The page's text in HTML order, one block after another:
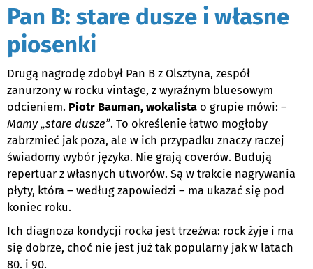
Pan B: stare dusze i własne
piosenki
Drugą nagrodę zdobył Pan B z Olsztyna, zespół
zanurzony w rocku vintage, z wyraźnym bluesowym
odcieniem. Piotr Bauman, wokalista o grupie mówi: –
Mamy „stare dusze”. To określenie łatwo mogłoby
zabrzmieć jak poza, ale w ich przypadku znaczy raczej
świadomy wybór języka. Nie grają coverów. Budują
repertuar z własnych utworów. Są w trakcie nagrywania
płyty, która – według zapowiedzi – ma ukazać się pod
koniec roku.
Ich diagnoza kondycji rocka jest trzeźwa: rock żyje i ma
się dobrze, choć nie jest już tak popularny jak w latach
80. i 90.